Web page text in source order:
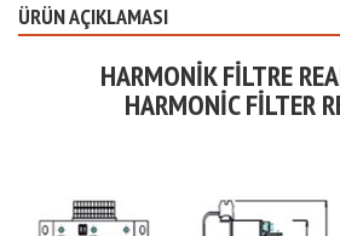
ÜRÜN AÇIKLAMASI
HARMONIK FILTRE
HARMONIC FILTER